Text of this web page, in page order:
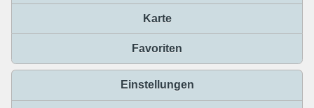
Karte
Favoriten
Einstellungen